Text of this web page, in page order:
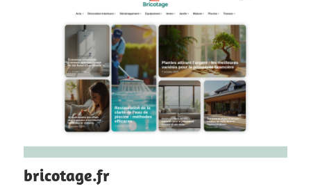
bricotage.fr